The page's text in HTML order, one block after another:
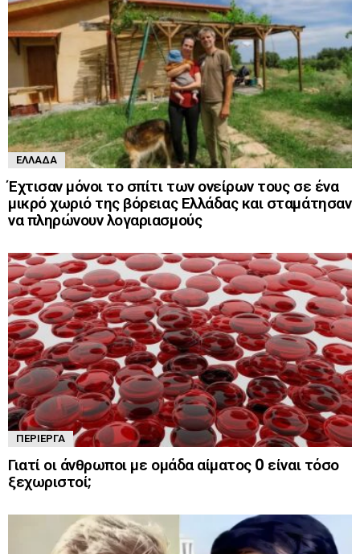
ΕΛΛΆΔΑ
Έχτισαν μόνοι το σπίτι των ονείρων τους σε ένα
μικρό χωριό της βόρειας Ελλάδας και σταμάτησαν
να πληρώνουν λογαριασμούς
ΠΕΡΊΕΡΓΑ
Γιατί οι άνθρωποι με ομάδα αίματος 0 είναι τόσο
ξεχωριστοί;